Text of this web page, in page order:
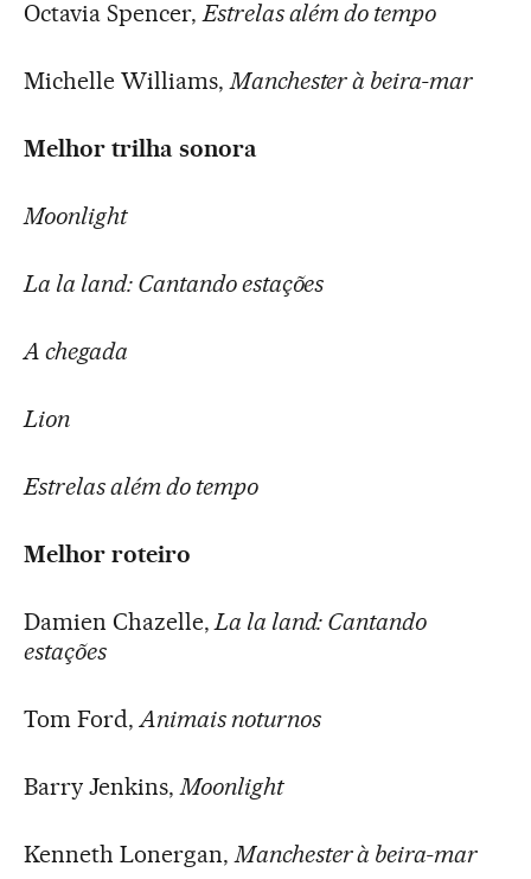
Octavia Spencer,Estrelas além do tempo
Michelle Williams,Manchester à beira-mar
Melhor trilha sonora
Moonlight
La la land: Cantando estações
A chegada
Lion
Estrelas além do tempo
Melhor roteiro
Damien Chazelle,La la land: Cantando
estações
Tom Ford,Animais noturnos
Barry Jenkins,Moonlight
Kenneth Lonergan,Manchester à beira-mar